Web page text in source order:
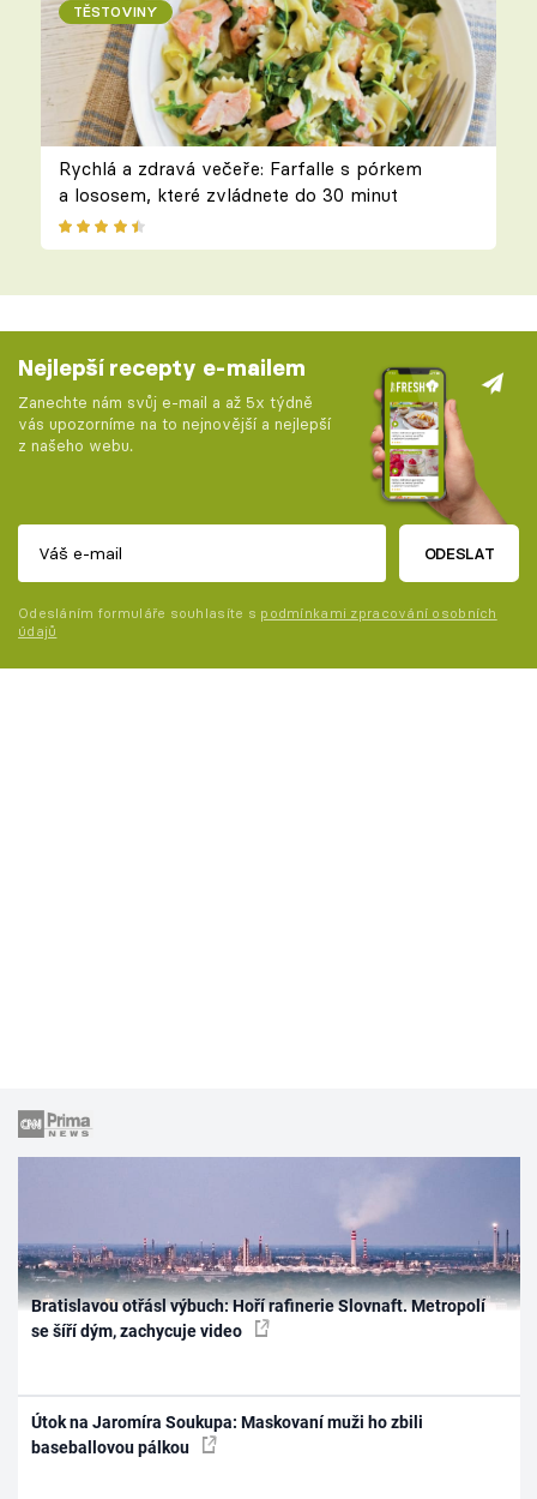
TĚSTOVINY
Rychlá a zdravá večeře: Farfalle s pórkem
a lososem, které zvládnete do 30 minut
Nejlepší recepty e-mailem
Zanechte nám svůj e-mail a až 5x týdně
vás upozorníme na to nejnovější a nejlepší
z našeho webu.
ODESLAT
Odesláním formuláře souhlasíte s podmínkami zpracování osobních
údajů
Bratislavou otřásl výbuch: Hoří rafinerie Slovnaft. Metropolí
se šíří dým, zachycuje video
Útok na Jaromíra Soukupa: Maskovaní muži ho zbili
baseballovou pálkou